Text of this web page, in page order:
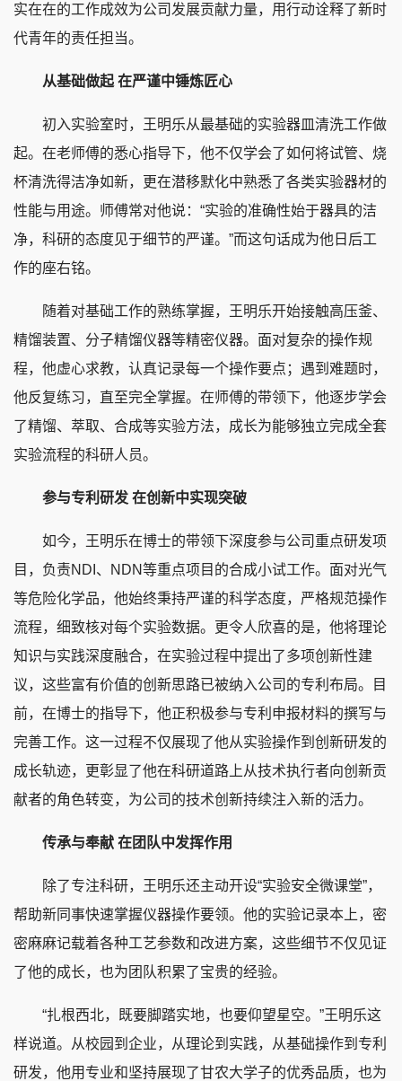
实在在的工作成效为公司发展贡献力量，用行动诠释了新时
代青年的责任担当。
从基础做起 在严谨中锤炼匠心
初入实验室时，王明乐从最基础的实验器皿清洗工作做
起。在老师傅的悉心指导下，他不仅学会了如何将试管、烧
杯清洗得洁净如新，更在潜移默化中熟悉了各类实验器材的
性能与用途。师傅常对他说：“实验的准确性始于器具的洁
净，科研的态度见于细节的严谨。”而这句话成为他日后工
作的座右铭。
随着对基础工作的熟练掌握，王明乐开始接触高压釜、
精馏装置、分子精馏仪器等精密仪器。面对复杂的操作规
程，他虚心求教，认真记录每一个操作要点；遇到难题时，
他反复练习，直至完全掌握。在师傅的带领下，他逐步学会
了精馏、萃取、合成等实验方法，成长为能够独立完成全套
实验流程的科研人员。
参与专利研发 在创新中实现突破
如今，王明乐在博士的带领下深度参与公司重点研发项
目，负责NDI、NDN等重点项目的合成小试工作。面对光气
等危险化学品，他始终秉持严谨的科学态度，严格规范操作
流程，细致核对每个实验数据。更令人欣喜的是，他将理论
知识与实践深度融合，在实验过程中提出了多项创新性建
议，这些富有价值的创新思路已被纳入公司的专利布局。目
前，在博士的指导下，他正积极参与专利申报材料的撰写与
完善工作。这一过程不仅展现了他从实验操作到创新研发的
成长轨迹，更彰显了他在科研道路上从技术执行者向创新贡
献者的角色转变，为公司的技术创新持续注入新的活力。
传承与奉献 在团队中发挥作用
除了专注科研，王明乐还主动开设“实验安全微课堂”，
帮助新同事快速掌握仪器操作要领。他的实验记录本上，密
密麻麻记载着各种工艺参数和改进方案，这些细节不仅见证
了他的成长，也为团队积累了宝贵的经验。
“扎根西北，既要脚踏实地，也要仰望星空。”王明乐这
样说道。从校园到企业，从理论到实践，从基础操作到专利
研发，他用专业和坚持展现了甘农大学子的优秀品质，也为